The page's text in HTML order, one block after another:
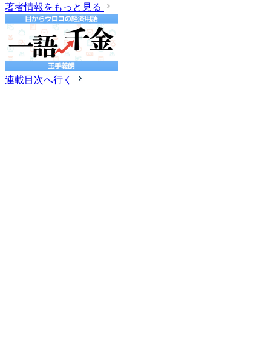
著者情報をもっと見る
連載目次へ行く